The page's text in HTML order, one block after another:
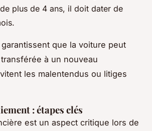
plus de 4 ans, il doit dater de
que la voiture peut
à un nouveau
les malentendus ou litiges
: étapes clés
est un aspect critique lors de